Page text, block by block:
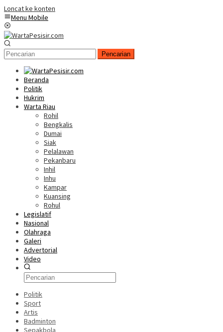
Loncat ke konten
Menu Mobile
Pencarian
Beranda
Politik
Hukrim
Warta Riau
Rohil
Bengkalis
Dumai
Siak
Pelalawan
Pekanbaru
Inhil
Inhu
Kampar
Kuansing
Rohul
Legislatif
Nasional
Olahraga
Galeri
Advertorial
Video
Politik
Sport
Artis
Badminton
Sepakbola